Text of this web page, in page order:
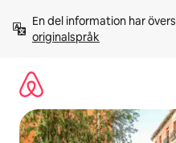
innehåll
En del information har
originalspråk